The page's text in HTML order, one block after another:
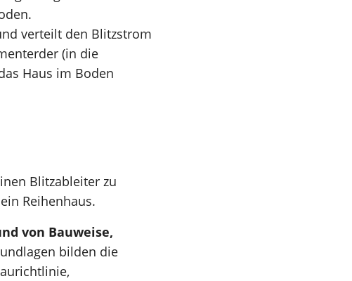
verteilt den Blitzstrom
(in die
Haus im Boden
Blitzableiter zu
Reihenhaus.
von Bauweise,
bilden die